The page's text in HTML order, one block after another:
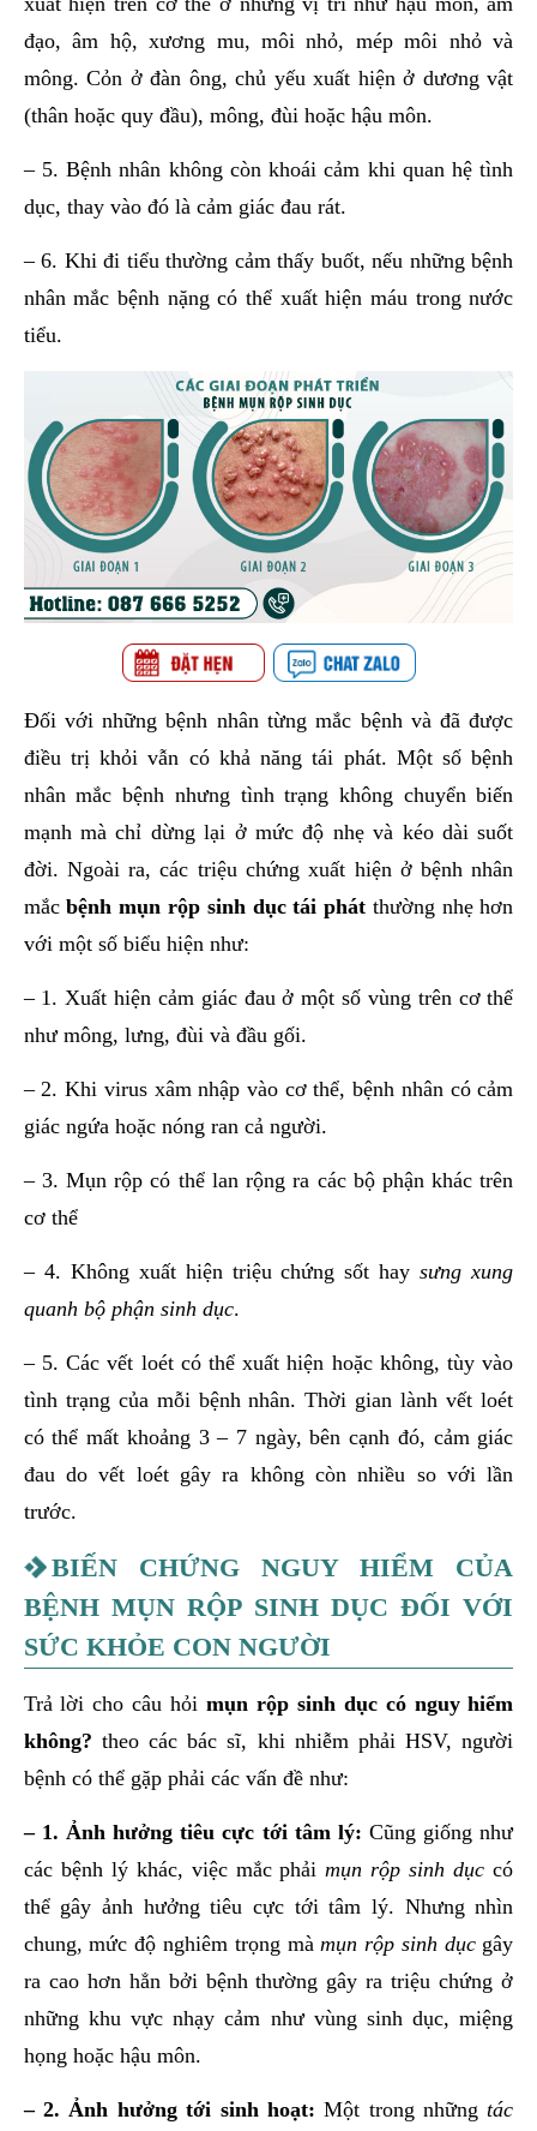
đạo, âm hộ, xương mu, môi nhỏ, mép môi nhỏ và
mông. Cỏn ở đàn ông, chủ yếu xuất hiện ở dương vật
(thân hoặc quy đầu), mông, đùi hoặc hậu môn.
– 5. Bệnh nhân không còn khoái cảm khi quan hệ tình
dục, thay vào đó là cảm giác đau rát.
– 6. Khi đi tiểu thường cảm thấy buốt, nếu những bệnh
nhân mắc bệnh nặng có thể xuất hiện máu trong nước
tiểu.
Đối với những bệnh nhân từng mắc bệnh và đã được
điều trị khỏi vẫn có khả năng tái phát. Một số bệnh
nhân mắc bệnh nhưng tình trạng không chuyển biến
mạnh mà chỉ dừng lại ở mức độ nhẹ và kéo dài suốt
đời. Ngoài ra, các triệu chứng xuất hiện ở bệnh nhân
mắcbệnh mụn rộp sinh dục tái phát thường nhẹ hơn
với một số biểu hiện như:
– 1. Xuất hiện cảm giác đau ở một số vùng trên cơ thể
như mông, lưng, đùi và đầu gối.
– 2. Khi virus xâm nhập vào cơ thể, bệnh nhân có cảm
giác ngứa hoặc nóng ran cả người.
– 3. Mụn rộp có thể lan rộng ra các bộ phận khác trên
cơ thể
– 4. Không xuất hiện triệu chứng sốt haysưng xung
quanh bộ phận sinh dục.
– 5. Các vết loét có thể xuất hiện hoặc không, tùy vào
tình trạng của mỗi bệnh nhân. Thời gian lành vết loét
có thể mất khoảng 3 – 7 ngày, bên cạnh đó, cảm giác
đau do vết loét gây ra không còn nhiều so với lần
trước.
BIẾN CHỨNG NGUY HIỂM CỦA
BỆNH MỤN RỘP SINH DỤC ĐỐI VỚI
SỨC KHỎE CON NGƯỜI
Trả lời cho câu hỏimụn rộp sinh dục có nguy hiểm
không? theo các bác sĩ, khi nhiễm phải HSV, người
bệnh có thể gặp phải các vấn đề như:
– 1. Ảnh hưởng tiêu cực tới tâm lý: Cũng giống như
các bệnh lý khác, việc mắc phải mụn rộp sinh dục có
thể gây ảnh hưởng tiêu cực tới tâm lý. Nhưng nhìn
chung, mức độ nghiêm trọng mà mụn rộp sinh dụcgây
ra cao hơn hẳn bởi bệnh thường gây ra triệu chứng ở
những khu vực nhạy cảm như vùng sinh dục, miệng
họng hoặc hậu môn.
– 2. Ảnh hưởng tới sinh hoạt: Một trong nhữngtác